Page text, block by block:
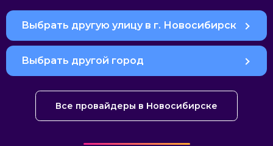
Выбрать другую улицу в г. Новосибирск
Выбрать другой город
Все провайдеры в Новосибирске